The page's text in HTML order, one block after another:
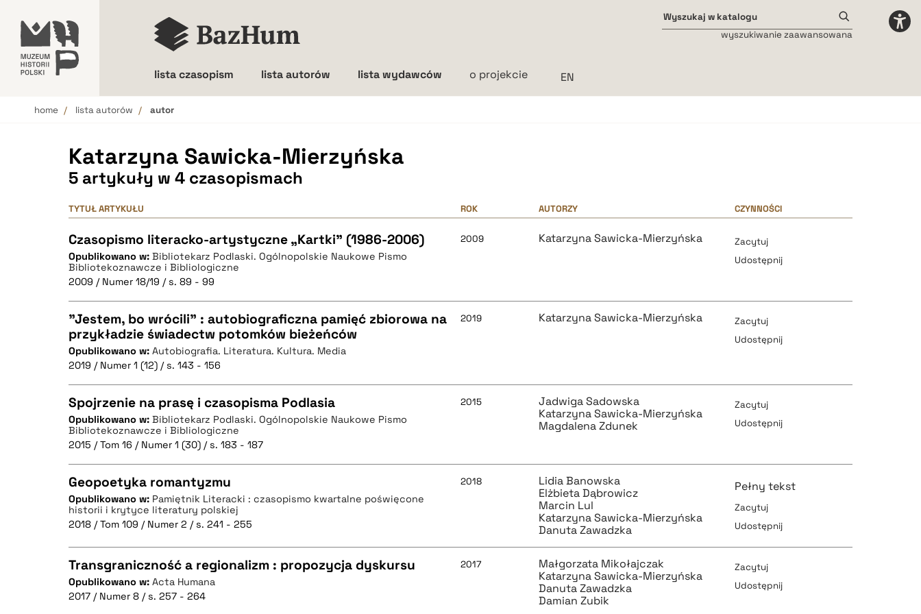
lista czasopism lista autorów lista wydawców o projekcie
wyszukiwanie zaawansowana
home lista autorów autor
Katarzyna Sawicka-Mierzyńska
5 artykuły w 4 czasopismach
TYTUŁ ARTYKUŁU ROK AUTORZY CZYNNOŚCI
Czasopismo literacko-artystyczne „Kartki” (1986-2006)
Opublikowano w: Bibliotekarz Podlaski. Ogólnopolskie Naukowe Pismo
Bibliotekoznawcze i Bibliologiczne
2009 / Numer 18/19 / s. 89 - 99
2009 Katarzyna Sawicka-Mierzyńska
Zacytuj
Udostępnij
CZYSTY TEKST
pobierz cytat
BIBTEX
"Jestem, bo wrócili" : autobiograficzna pamięć zbiorowa na
przykładzie świadectw potomków bieżeńców
Opublikowano w: Autobiografia. Literatura. Kultura. Media
2019 / Numer 1 (12) / s. 143 - 156
2019 Katarzyna Sawicka-Mierzyńska
Zacytuj
Udostępnij
CZYSTY TEKST
pobierz cytat
BIBTEX
Spojrzenie na prasę i czasopisma Podlasia
Opublikowano w: Bibliotekarz Podlaski. Ogólnopolskie Naukowe Pismo
Bibliotekoznawcze i Bibliologiczne
2015 / Tom 16 / Numer 1 (30) / s. 183 - 187
2015
Jadwiga Sadowska
Katarzyna Sawicka-Mierzyńska
Magdalena Zdunek
Zacytuj
Udostępnij
CZYSTY TEKST
pobierz cytat
BIBTEX
Geopoetyka romantyzmu
Opublikowano w: Pamiętnik Literacki : czasopismo kwartalne poświęcone
historii i krytyce literatury polskiej
2018 / Tom 109 / Numer 2 / s. 241 - 255
2018
Lidia Banowska
Elżbieta Dąbrowicz
Marcin Lul
Katarzyna Sawicka-Mierzyńska
Danuta Zawadzka
Pełny tekst
Zacytuj
Udostępnij
CZYSTY TEKST
Transgraniczność a regionalizm : propozycja dyskursu
Opublikowano w: Acta Humana
2017 / Numer 8 / s. 257 - 264
2017
Małgorzata Mikołajczak
Katarzyna Sawicka-Mierzyńska
Danuta Zawadzka
Damian Zubik
Zacytuj
Udostępnij